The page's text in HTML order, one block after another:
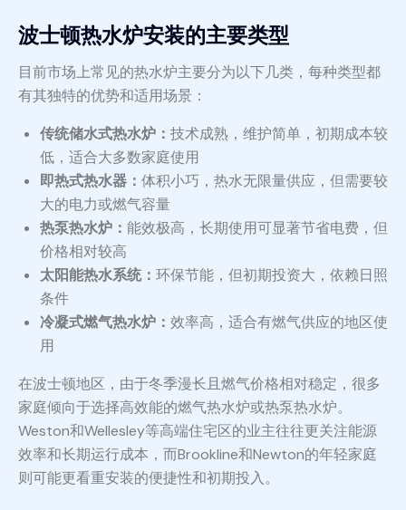
波士顿热水炉安装的主要类型
目前市场上常见的热水炉主要分为以下几类，每种类型都
有其独特的优势和适用场景：
传统储水式热水炉： 技术成熟，维护简单，初期成本较
低，适合大多数家庭使用
即热式热水器： 体积小巧，热水无限量供应，但需要较
大的电力或燃气容量
热泵热水炉： 能效极高，长期使用可显著节省电费，但
价格相对较高
太阳能热水系统： 环保节能，但初期投资大，依赖日照
条件
冷凝式燃气热水炉： 效率高，适合有燃气供应的地区使
用
在波士顿地区，由于冬季漫长且燃气价格相对稳定，很多
家庭倾向于选择高效能的燃气热水炉或热泵热水炉。
Weston和Wellesley等高端住宅区的业主往往更关注能源
效率和长期运行成本，而Brookline和Newton的年轻家庭
则可能更看重安装的便捷性和初期投入。